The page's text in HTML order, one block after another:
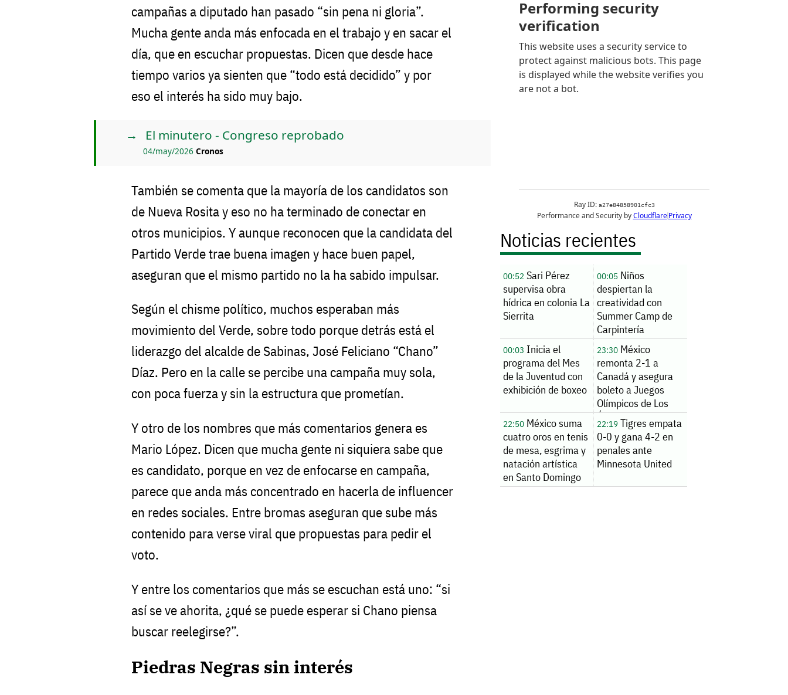
campañas a diputado han pasado “sin pena ni gloria”.
Mucha gente anda más enfocada en el trabajo y en sacar el
día, que en escuchar propuestas. Dicen que desde hace
tiempo varios ya sienten que “todo está decidido” y por
eso el interés ha sido muy bajo.
El minutero - Congreso reprobado
04/may/2026 Cronos
También se comenta que la mayoría de los candidatos son
de Nueva Rosita y eso no ha terminado de conectar en
otros municipios. Y aunque reconocen que la candidata del
Partido Verde trae buena imagen y hace buen papel,
aseguran que el mismo partido no la ha sabido impulsar.
Según el chisme político, muchos esperaban más
movimiento del Verde, sobre todo porque detrás está el
liderazgo del alcalde de Sabinas, José Feliciano “Chano”
Díaz. Pero en la calle se percibe una campaña muy sola,
con poca fuerza y sin la estructura que prometían.
Y otro de los nombres que más comentarios genera es
Mario López. Dicen que mucha gente ni siquiera sabe que
es candidato, porque en vez de enfocarse en campaña,
parece que anda más concentrado en hacerla de influencer
en redes sociales. Entre bromas aseguran que sube más
contenido para verse viral que propuestas para pedir el
voto.
Y entre los comentarios que más se escuchan está uno: “si
así se ve ahorita, ¿qué se puede esperar si Chano piensa
buscar reelegirse?”.
Piedras Negras sin interés
Noticias recientes
00:52 Sari Pérez
supervisa obra
hídrica en colonia La
Sierrita
00:05Niños
despiertan la
creatividad con
Summer Camp de
Carpintería
00:03 Inicia el
programa del Mes
de la Juventud con
exhibición de boxeo
23:30México
remonta 2-1 a
Canadá y asegura
boleto a Juegos
Olímpicos de Los
Ángeles 2028
22:50 México suma
cuatro oros en tenis
de mesa, esgrima y
natación artística
en Santo Domingo
22:19Tigres empata
0-0 y gana 4-2 en
penales ante
Minnesota United